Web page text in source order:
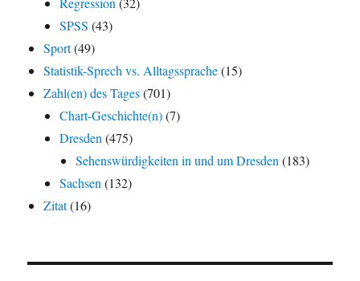
SPSS (43)
Sport(49)
Statistik-Sprech vs. Alltagssprache(15)
Zahl(en) des Tages(701)
Chart-Geschichte(n)(7)
Dresden (475)
Sehenswürdigkeiten in und um Dresden (183)
Sachsen (132)
Zitat(16)